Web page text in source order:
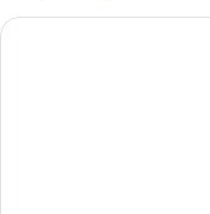
The Cityview - Chinese